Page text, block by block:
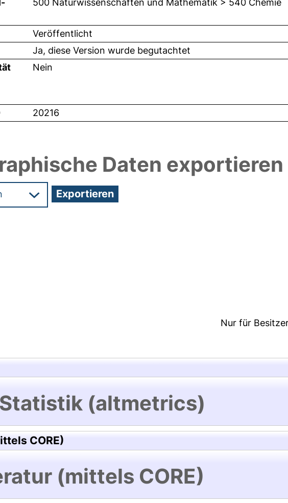
500 Naturwissenschaften und Mathematik > 540 Chemie
Veröffentlicht
Ja, diese Version wurde begutachtet
Nein
20216
Daten exportieren
Nur für
(altmetrics)
CORE)
(mittels CORE)